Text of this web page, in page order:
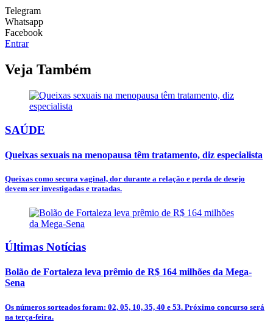
Telegram
Whatsapp
Facebook
Entrar
Veja Também
SAÚDE
Queixas sexuais na menopausa têm tratamento, diz especialista
Queixas como secura vaginal, dor durante a relação e perda de desejo
devem ser investigadas e tratadas.
Últimas Notícias
Bolão de Fortaleza leva prêmio de R$ 164 milhões da Mega-
Sena
Os números sorteados foram: 02, 05, 10, 35, 40 e 53. Próximo concurso será
na terça-feira.